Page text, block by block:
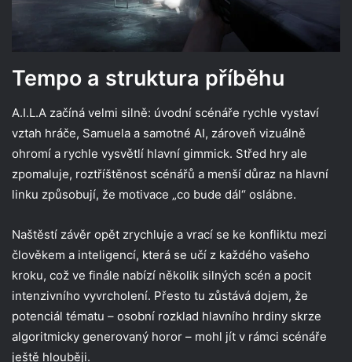
Tempo a struktura příběhu
A.I.L.A začíná velmi silně: úvodní scénáře rychle vystaví
vztah hráče, Samuela a samotné AI, zároveň vizuálně
ohromí a rychle vysvětlí hlavní gimmick. Střed hry ale
zpomaluje, roztříštěnost scénářů a menší důraz na hlavní
linku způsobují, že motivace „co bude dál“ oslábne.
Naštěstí závěr opět zrychluje a vrací se ke konfliktu mezi
člověkem a inteligencí, která se učí z každého vašeho
kroku, což ve finále nabízí několik silných scén a pocit
intenzivního vyvrcholení. Přesto tu zůstává dojem, že
potenciál tématu – osobní rozklad hlavního hrdiny skrze
algoritmicky generovaný horor – mohl jít v rámci scénáře
ještě hlouběji.